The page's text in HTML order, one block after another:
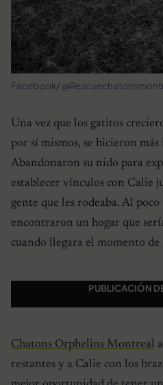
Facebook/
Una vez que los gatitos
por sí mismos, se hicieron
Abandonaron su nido para
establecer vínculos con Calie
gente que les rodeaba. Al
encontraron un hogar que
cuando llegara el momento de
PUBLICACIÓN
Chatons Orphelins Montreal
restantes y a Calie con los